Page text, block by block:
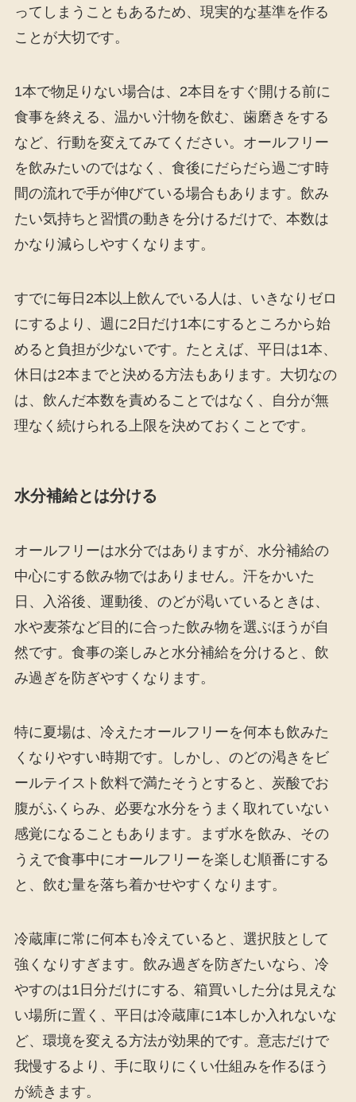
ってしまうこともあるため、現実的な基準を作る
ことが大切です。
1本で物足りない場合は、2本目をすぐ開ける前に
食事を終える、温かい汁物を飲む、歯磨きをする
など、行動を変えてみてください。オールフリー
を飲みたいのではなく、食後にだらだら過ごす時
間の流れで手が伸びている場合もあります。飲み
たい気持ちと習慣の動きを分けるだけで、本数は
かなり減らしやすくなります。
すでに毎日2本以上飲んでいる人は、いきなりゼロ
にするより、週に2日だけ1本にするところから始
めると負担が少ないです。たとえば、平日は1本、
休日は2本までと決める方法もあります。大切なの
は、飲んだ本数を責めることではなく、自分が無
理なく続けられる上限を決めておくことです。
水分補給とは分ける
オールフリーは水分ではありますが、水分補給の
中心にする飲み物ではありません。汗をかいた
日、入浴後、運動後、のどが渇いているときは、
水や麦茶など目的に合った飲み物を選ぶほうが自
然です。食事の楽しみと水分補給を分けると、飲
み過ぎを防ぎやすくなります。
特に夏場は、冷えたオールフリーを何本も飲みた
くなりやすい時期です。しかし、のどの渇きをビ
ールテイスト飲料で満たそうとすると、炭酸でお
腹がふくらみ、必要な水分をうまく取れていない
感覚になることもあります。まず水を飲み、その
うえで食事中にオールフリーを楽しむ順番にする
と、飲む量を落ち着かせやすくなります。
冷蔵庫に常に何本も冷えていると、選択肢として
強くなりすぎます。飲み過ぎを防ぎたいなら、冷
やすのは1日分だけにする、箱買いした分は見えな
い場所に置く、平日は冷蔵庫に1本しか入れないな
ど、環境を変える方法が効果的です。意志だけで
我慢するより、手に取りにくい仕組みを作るほう
が続きます。